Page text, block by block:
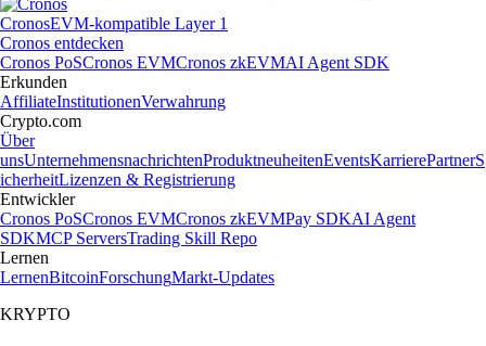
CronosEVM-kompatible Layer 1
Cronos entdecken
Cronos PoSCronos EVMCronos zkEVMAI Agent SDK
Erkunden
AffiliateInstitutionenVerwahrung
Crypto.com
Über
unsUnternehmensnachrichtenProduktneuheitenEventsKarrierePartnerS
icherheitLizenzen & Registrierung
Entwickler
Cronos PoSCronos EVMCronos zkEVMPay SDKAI Agent
SDKMCP ServersTrading Skill Repo
Lernen
LernenBitcoinForschungMarkt-Updates
KRYPTO